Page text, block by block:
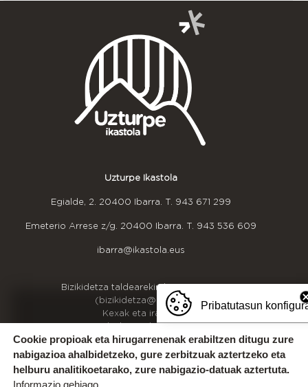
Uzturpe Ikastola
Egialde, 2. 20400 Ibarra. T. 943 671 299
Emeterio Arrese z/g. 20400 Ibarra. T. 943 536 609
ibarra@ikastola.eus
OINEKO INFORMAZIOA
Bizikidetza taldearekin harremanetan jarri
(bizikidetza@uzturpe.eus)
Kexak eta iradokizunak
Idazkaritzako ordutegia
Gurekin lan egin
Pribatutasun
Cookie propioak eta hirugarrenenak erabiltzen ditugu zure
nabigazioa ahalbidetzeko, gure zerbitzuak aztertzeko eta
helburu analitikoetarako, zure nabigazio-datuak aztertuta.
Informazio gehiago